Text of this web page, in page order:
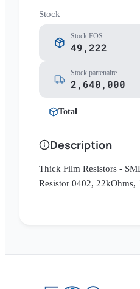
Stock
Stock EOS
49,222
Stock partenaire
2,640,000
Total
Description
Thick Film Resistors -
Resistor 0402, 22kOhms,